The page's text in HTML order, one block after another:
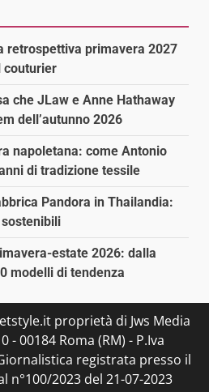
retrospettiva primavera 2027
couturier
che JLaw e Anne Hathaway
dell’autunno 2026
napoletana: come Antonio
di tradizione tessile
Pandora in Thailandia:
estate 2026: dalla
modelli di tendenza
proprietà di Jws Media
- 00184 Roma (RM) - P.Iva
registrata presso il
n°100/2023 del 21-07-2023